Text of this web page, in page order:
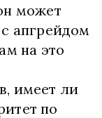
может
апгрейдом
на это
имеет ли
по